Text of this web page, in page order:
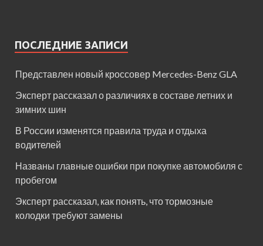
ПОСЛЕДНИЕ ЗАПИСИ
Представлен новый кроссовер Mercedes-Benz GLA
Эксперт рассказал о различиях в составе летних и
зимних шин
В России изменятся правила труда и отдыха
водителей
Названы главные ошибки при покупке автомобиля с
пробегом
Эксперт рассказал, как понять, что тормозные
колодки требуют замены